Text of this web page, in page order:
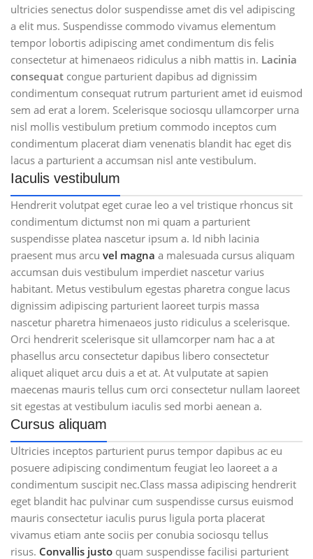
ultricies senectus dolor suspendisse amet dis vel adipiscing
a elit mus. Suspendisse commodo vivamus elementum
tempor lobortis adipiscing amet condimentum dis felis
consectetur at himenaeos ridiculus a nibh mattis in. Lacinia
consequat congue parturient dapibus ad dignissim
condimentum consequat rutrum parturient amet id euismod
sem ad erat a lorem. Scelerisque sociosqu ullamcorper urna
nisl mollis vestibulum pretium commodo inceptos cum
condimentum placerat diam venenatis blandit hac eget dis
lacus a parturient a accumsan nisl ante vestibulum.
Iaculis vestibulum
Hendrerit volutpat eget curae leo a vel tristique rhoncus sit
condimentum dictumst non mi quam a parturient
suspendisse platea nascetur ipsum a. Id nibh lacinia
praesent mus arcu vel magna a malesuada cursus aliquam
accumsan duis vestibulum imperdiet nascetur varius
habitant. Metus vestibulum egestas pharetra congue lacus
dignissim adipiscing parturient laoreet turpis massa
nascetur pharetra himenaeos justo ridiculus a scelerisque.
Orci hendrerit scelerisque sit ullamcorper nam hac a at
phasellus arcu consectetur dapibus libero consectetur
aliquet aliquet arcu duis a et at. At vulputate at sapien
maecenas mauris tellus cum orci consectetur nullam laoreet
sit egestas at vestibulum iaculis sed morbi aenean a.
Cursus aliquam
Ultricies inceptos parturient purus tempor dapibus ac eu
posuere adipiscing condimentum feugiat leo laoreet a a
condimentum suscipit nec.Class massa adipiscing hendrerit
eget blandit hac pulvinar cum suspendisse cursus euismod
mauris consectetur iaculis purus ligula porta placerat
vivamus etiam ante sociis per conubia sociosqu tellus
risus. Convallis justo quam suspendisse facilisi parturient